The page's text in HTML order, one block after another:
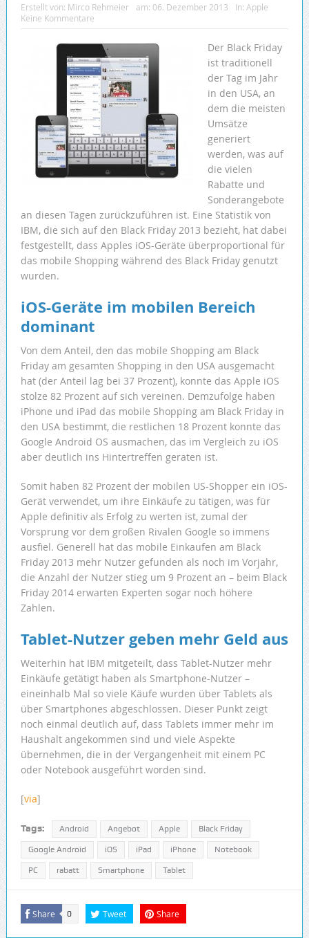
Erstellt von: Mirco Rehmeier am: 06. Dezember 2013 In: Apple
Keine Kommentare
Der Black Friday
ist traditionell
der Tag im Jahr
in den USA, an
dem die meisten
Umsätze
generiert
werden, was auf
die vielen
Rabatte und
Sonderangebote
an diesen Tagen zurückzuführen ist. Eine Statistik von
IBM, die sich auf den Black Friday 2013 bezieht, hat dabei
festgestellt, dass Apples iOS-Geräte überproportional für
das mobile Shopping während des Black Friday genutzt
wurden.
iOS-Geräte im mobilen Bereich
dominant
Von dem Anteil, den das mobile Shopping am Black
Friday am gesamten Shopping in den USA ausgemacht
hat (der Anteil lag bei 37 Prozent), konnte das Apple iOS
stolze 82 Prozent auf sich vereinen. Demzufolge haben
iPhone und iPad das mobile Shopping am Black Friday in
den USA bestimmt, die restlichen 18 Prozent konnte das
Google Android OS ausmachen, das im Vergleich zu iOS
aber deutlich ins Hintertreffen geraten ist.
Somit haben 82 Prozent der mobilen US-Shopper ein iOS-
Gerät verwendet, um ihre Einkäufe zu tätigen, was für
Apple definitiv als Erfolg zu werten ist, zumal der
Vorsprung vor dem großen Rivalen Google so immens
ausfiel. Generell hat das mobile Einkaufen am Black
Friday 2013 mehr Nutzer gefunden als noch im Vorjahr,
die Anzahl der Nutzer stieg um 9 Prozent an – beim Black
Friday 2014 erwarten Experten sogar noch höhere
Zahlen.
Tablet-Nutzer geben mehr Geld aus
Weiterhin hat IBM mitgeteilt, dass Tablet-Nutzer mehr
Einkäufe getätigt haben als Smartphone-Nutzer –
eineinhalb Mal so viele Käufe wurden über Tablets als
über Smartphones abgeschlossen. Dieser Punkt zeigt
noch einmal deutlich auf, dass Tablets immer mehr im
Haushalt angekommen sind und viele Aspekte
übernehmen, die in der Vergangenheit mit einem PC
oder Notebook ausgeführt worden sind.
[via]
Tags: Android Angebot Apple Black Friday
Google Android iOS iPad iPhone Notebook
PC rabatt Smartphone Tablet
Share 0 Tweet Share